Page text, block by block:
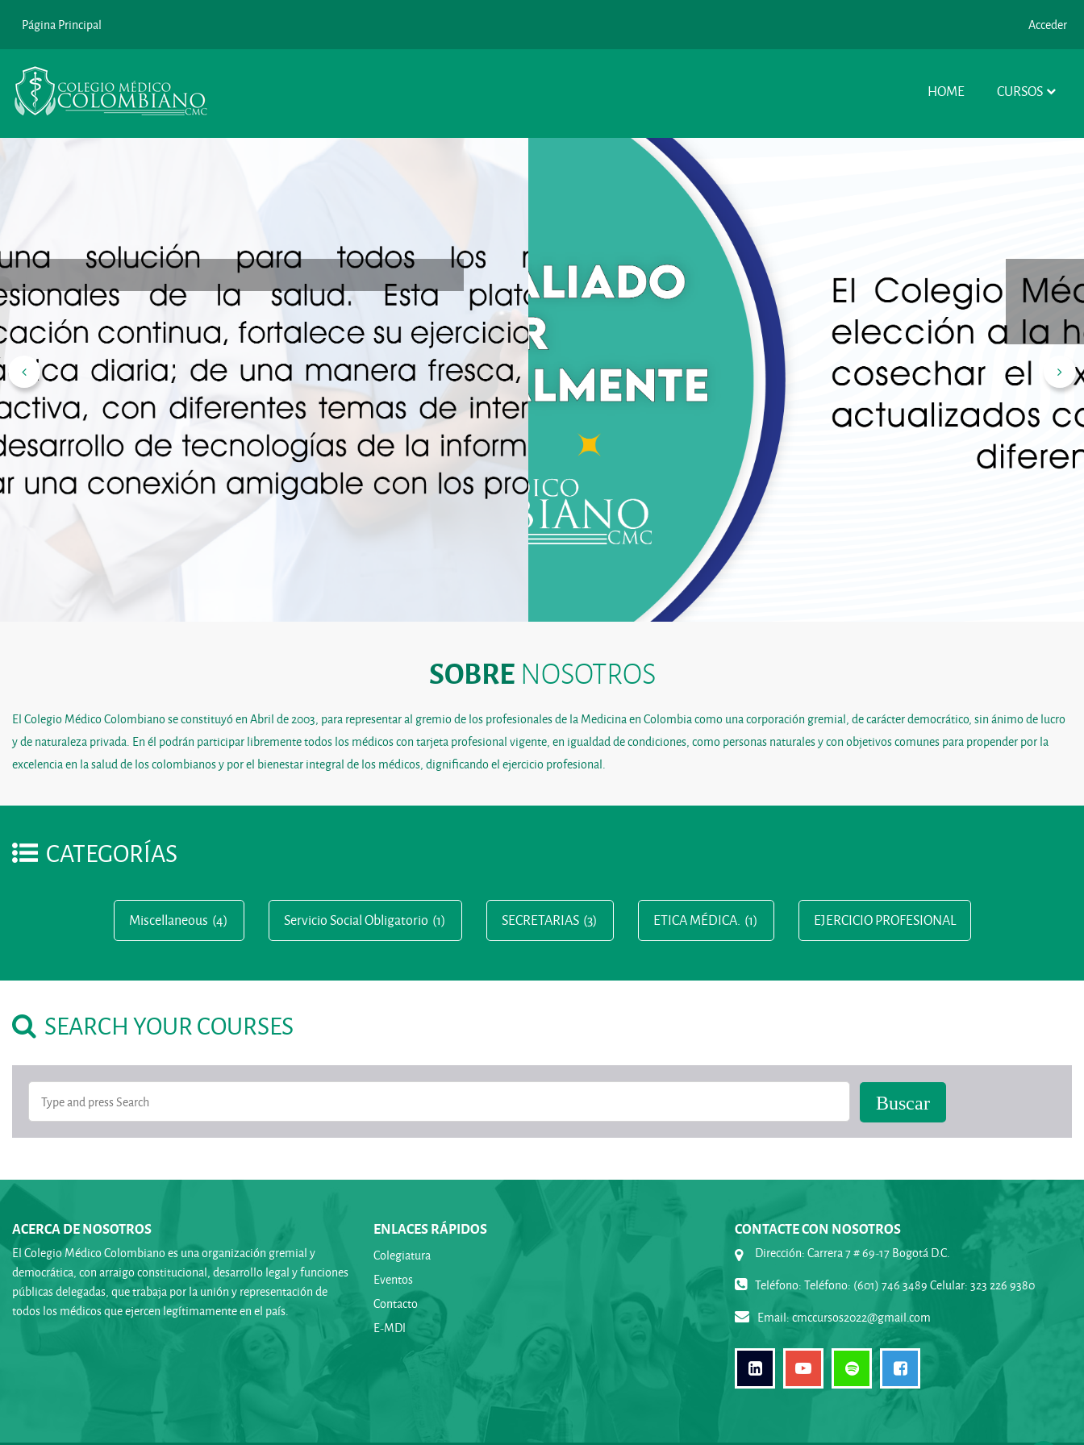
Página Principal
Acceder
HOME CURSOS
EXPLORA ONLINE
SOBRENOSOTROS
El Colegio Médico Colombiano se constituyó en Abril de 2003, para representar al gremio de los profesionales de la Medicina en Colombia como una corporación gremial, de carácter democrático, sin ánimo de lucro
y de naturaleza privada. En él podrán participar libremente todos los médicos con tarjeta profesional vigente, en igualdad de condiciones, como personas naturales y con objetivos comunes para propender por la
excelencia en la salud de los colombianos y por el bienestar integral de los médicos, dignificando el ejercicio profesional.
CATEGORÍAS
Miscellaneous (4) Servicio Social Obligatorio (1) SECRETARIAS (3) ETICA MÉDICA. (1) EJERCICIO PROFESIONAL
SEARCH YOUR COURSES
ACERCA DE NOSOTROS
El Colegio Médico Colombiano es una organización gremial y
democrática, con arraigo constitucional, desarrollo legal y funciones
públicas delegadas, que trabaja por la unión y representación de
todos los médicos que ejercen legítimamente en el país.
ENLACES RÁPIDOS
Colegiatura
Eventos
Contacto
E-MDl
CONTACTE CON NOSOTROS
Dirección: Carrera 7 # 69-17 Bogotá D.C.
Teléfono: Teléfono: (601) 746 3489 Celular: 323 226 9380
Email:cmccursos2022@gmail.com